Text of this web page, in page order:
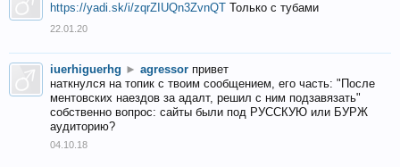
https://yadi.sk/i/zqrZIUQn3ZvnQT Только с тубами
22.01.20
iuerhiguerhg ► agressor привет
наткнулся на топик с твоим сообщением, его часть: "После
ментовских наездов за адалт, решил с ним подзавязать"
собственно вопрос: сайты были под РУССКУЮ или БУРЖ
аудиторию?
04.10.18